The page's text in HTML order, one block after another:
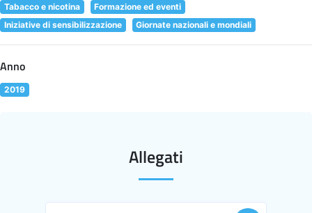
Tabacco e nicotina
Formazione ed eventi
Iniziative di sensibilizzazione
Giornate nazionali e mondiali
Anno
2019
Allegati